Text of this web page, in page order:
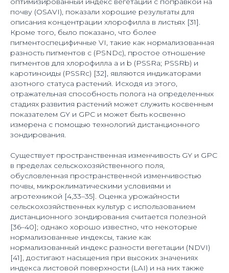
почву (OSAVI), показали хорошие результаты для
описания концентрации хлорофилла в листьях [31].
Кроме того, было показано, что более
пигментоспецифичные VI, такие как нормализованная
разность пигментов c (PSNDc), простое отношение
пигментов для хлорофилла a и b (PSSRa; PSSRb) и
каротиноиды (PSSRc) [32], являются индикаторами
азотного статуса растений. Исходя из этого,
отражательная способность полога на определенных
стадиях развития растений может служить косвенным
показателем GY и GPC и может быть косвенно
измерена с помощью технологий дистанционного
зондирования.
Существует пространственная изменчивость GY и GPC
в пределах сельскохозяйственного поля,
обусловленная пространственной изменчивостью
почвы, микроклиматическими условиями и
агротехникой [4,33–35]. Оценка урожайности
сельскохозяйственных культур с использованием
дистанционного зондирования считается полезной
[36–40]; однако хорошо известно, что некоторые
нормализованные индексы, такие как
нормализованный индекс разности вегетации (NDVI)
[41], достигают насыщения при высоких значениях
индекса листовой поверхности (LAI) и на них также